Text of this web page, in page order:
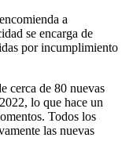
a
se encarga de
por incumplimiento
cerca de 80 nuevas
lo que hace un
Todos los
las nuevas